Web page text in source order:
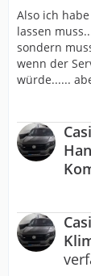
Also ich
lassen
sondern
wenn der
würde......